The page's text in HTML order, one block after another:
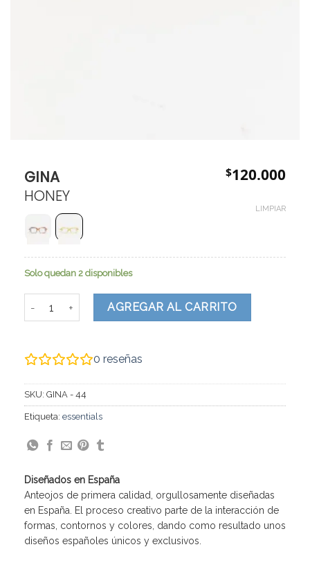
GINA
HONEY
$120.000
LIMPIAR
Solo quedan 2 disponibles
AGREGAR AL CARRITO
0 reseñas
SKU: GINA - 44
Etiqueta: essentials
Diseñados en España
Anteojos de primera calidad, orgullosamente diseñadas
en España. El proceso creativo parte de la interacción de
formas, contornos y colores, dando como resultado unos
diseños españoles únicos y exclusivos.